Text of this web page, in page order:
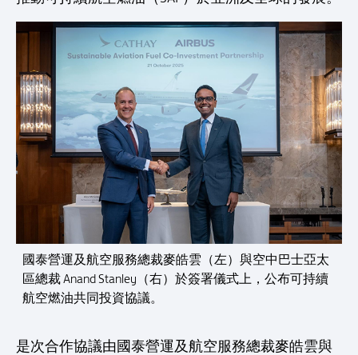
國泰營運及航空服務總裁麥皓雲（左）與空中巴士亞太
區總裁 Anand Stanley（右）於簽署儀式上，公布可持續
航空燃油共同投資協議。
是次合作協議由國泰營運及航空服務總裁麥皓雲與